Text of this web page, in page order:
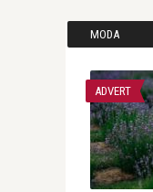
MODA
ADVERT